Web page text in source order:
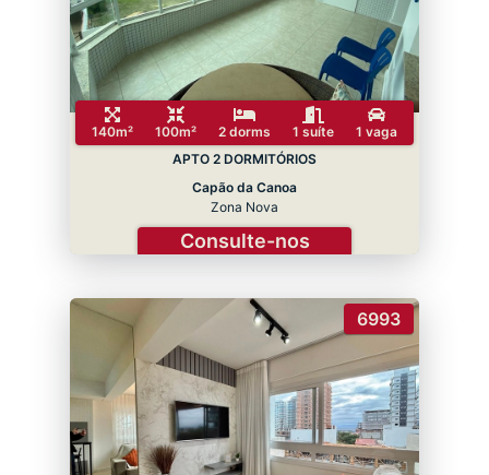
140m² 100m² 2 dorms 1 suíte
1 vaga
APTO 2 DORMITÓRIOS
Capão da Canoa
Zona Nova
Consulte-nos
6993